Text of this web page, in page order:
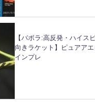
【バボラ:高反発・ハイス
向きラケット】ピュアア
インプレ